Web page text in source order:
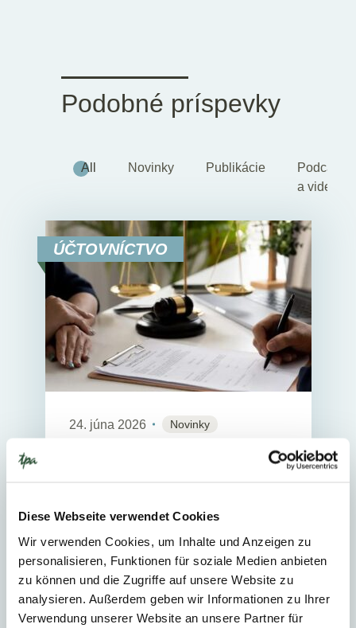
Diese Webseite verwendet Cookies
Wir verwenden Cookies, um Inhalte und Anzeigen zu
personalisieren, Funktionen für soziale Medien anbieten
zu können und die Zugriffe auf unsere Website zu
analysieren. Außerdem geben wir Informationen zu Ihrer
Verwendung unserer Website an unsere Partner für
Podobné príspevky
All Novinky Publikácie
Podcasty
a videá
ÚČTOVNÍCTVO
24. júna 2026 Novinky
prináša dočasnú výnimku z
udržateľnosti
Novela zákona o účtovníctve účinná
od 1. júna 2026 zavádza prechodné
ustanovenie, ktorým sa pre vybrané